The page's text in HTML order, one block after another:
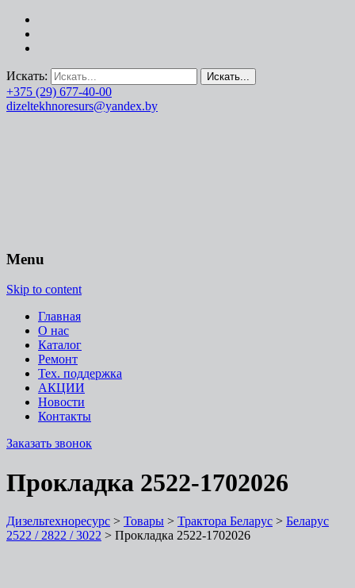
Искать:
+375 (29) 677-40-00
dizeltekhnoresurs@yandex.by
Menu
Skip to content
Главная
О нас
Каталог
Ремонт
Тех. поддержка
АКЦИИ
Новости
Контакты
Заказать звонок
Прокладка 2522-1702026
Дизельтехноресурс > Товары > Трактора Беларус > Беларус
2522 / 2822 / 3022 > Прокладка 2522-1702026